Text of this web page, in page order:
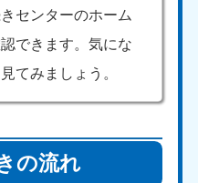
センターのホーム
できます。気にな
てみましょう。
の流れ